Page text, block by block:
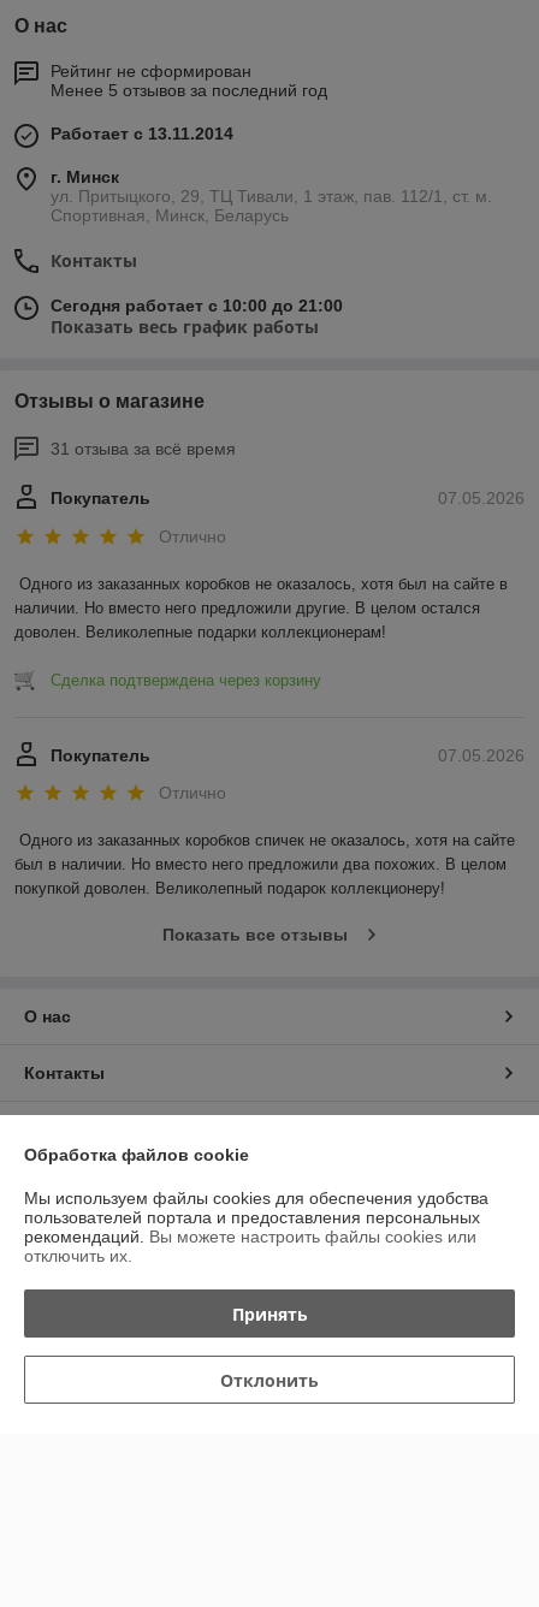
О нас
Рейтинг не сформирован
Менее 5 отзывов за последний год
Работает с 13.11.2014
г. Минск
ул. Притыцкого, 29, ТЦ Тивали, 1 этаж, пав. 112/1, ст. м.
Спортивная, Минск, Беларусь
Контакты
Сегодня работает с 10:00 до 21:00
Показать весь график работы
Отзывы о магазине
31 отзыва за всё время
07.05.2026
Покупатель
Отлично
Одного из заказанных коробков не оказалось, хотя был на сайте в
наличии. Но вместо него предложили другие. В целом остался
доволен. Великолепные подарки коллекционерам!
Сделка подтверждена через корзину
07.05.2026
Покупатель
Отлично
Одного из заказанных коробков спичек не оказалось, хотя на сайте
был в наличии. Но вместо него предложили два похожих. В целом
покупкой доволен. Великолепный подарок коллекционеру!
Показать все отзывы
О нас
Контакты
Полная версия сайта
Сайт создан на платформе Deal.by
Обработка файлов cookie
Мы используем файлы cookies для обеспечения удобства
пользователей портала и предоставления персональных
рекомендаций. Вы можете настроить файлы cookies или
отключить их.
Принять
Отклонить